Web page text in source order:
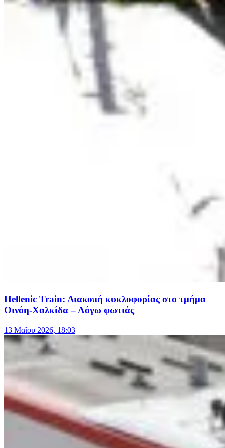
Hellenic Train: Διακοπή κυκλοφορίας στο τμήμα
Οινόη-Χαλκίδα – Λόγω φωτιάς
13 Μαΐου 2026, 18:03